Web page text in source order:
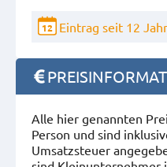
12 Eintrag seit 12
Alle hier genannten
Person und sind
Umsatzsteuer